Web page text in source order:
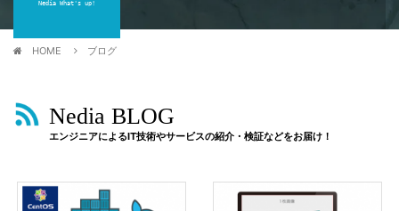
Nedia What's up!
HOME ブログ
Nedia BLOG
エンジニアによるIT技術やサービスの紹介・検証などをお届け！